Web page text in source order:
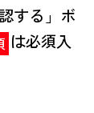
する」ボ
は必須入